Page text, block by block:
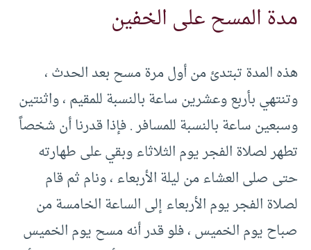
مدة المسح على الخفين
هذه المدة تبتدئ من أول مرة مسح بعد الحدث ،
وتنتهي بأربع وعشرين ساعة بالنسبة للمقيم ، واثنتين
وسبعين ساعة بالنسبة للمسافر . فإذا قدرنا أن شخصاً
تطهر لصلاة الفجر يوم الثلاثاء وبقي على طهارته
حتى صلى العشاء من ليلة الأربعاء ، ونام ثم قام
لصلاة الفجر يوم الأربعاء إلى الساعة الخامسة من
صباح يوم الخميس ، فلو قدر أنه مسح يوم الخميس